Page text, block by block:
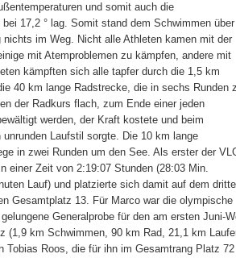
und somit auch die
17,2 ° lag. Somit stand dem Schwimmen über
im Weg. Nicht alle Athleten kamen mit der
mit Atemproblemen zu kämpfen, andere mit
kämpften sich alle tapfer durch die 1,5 km
40 km lange Radstrecke, die in sechs Runden
der Radkurs flach, zum Ende einer jeden
werden, der Kraft kostete und beim
Laufstil sorgte. Die 10 km lange
in zwei Runden um den See. Als erster der
einer Zeit von 2:19:07 Stunden (28:03 Min.
Lauf) und platzierte sich damit auf dem
Gesamtplatz 13. Für Marco war die olympische
Generalprobe für den am ersten Juni-
(1,9 km Schwimmen, 90 km Rad, 21,1 km
Tobias Roos, die für ihn im Gesamtrang Platz